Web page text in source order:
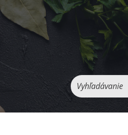
Vyhľadávanie